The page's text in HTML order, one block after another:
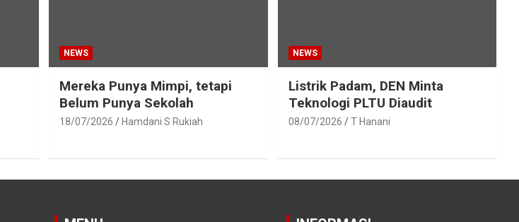
NEWS
Mereka Punya Mimpi, tetapi
Belum Punya Sekolah
18/07/2026 Hamdani S Rukiah
NEWS
Listrik Padam, DEN Minta
Teknologi PLTU Diaudit
08/07/2026 T Hanani